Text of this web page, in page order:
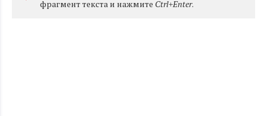
фрагмент текста и нажмите Ctrl+Enter.